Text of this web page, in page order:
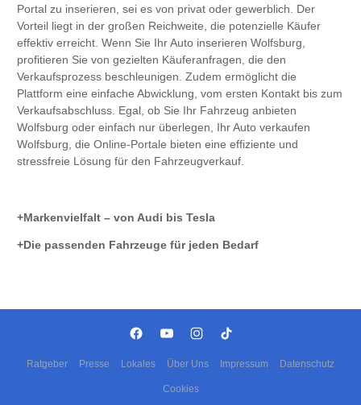
Portal zu inserieren, sei es von privat oder gewerblich. Der
Vorteil liegt in der großen Reichweite, die potenzielle Käufer
effektiv erreicht. Wenn Sie Ihr Auto inserieren Wolfsburg,
profitieren Sie von gezielten Käuferanfragen, die den
Verkaufsprozess beschleunigen. Zudem ermöglicht die
Plattform eine einfache Abwicklung, vom ersten Kontakt bis zum
Verkaufsabschluss. Egal, ob Sie Ihr Fahrzeug anbieten
Wolfsburg oder einfach nur überlegen, Ihr Auto verkaufen
Wolfsburg, die Online-Portale bieten eine effiziente und
stressfreie Lösung für den Fahrzeugverkauf.
Markenvielfalt – von Audi bis Tesla
Die passenden Fahrzeuge für jeden Bedarf
Ratgeber Presse Lokales Über Uns Impressum Datenschutz
Cookies